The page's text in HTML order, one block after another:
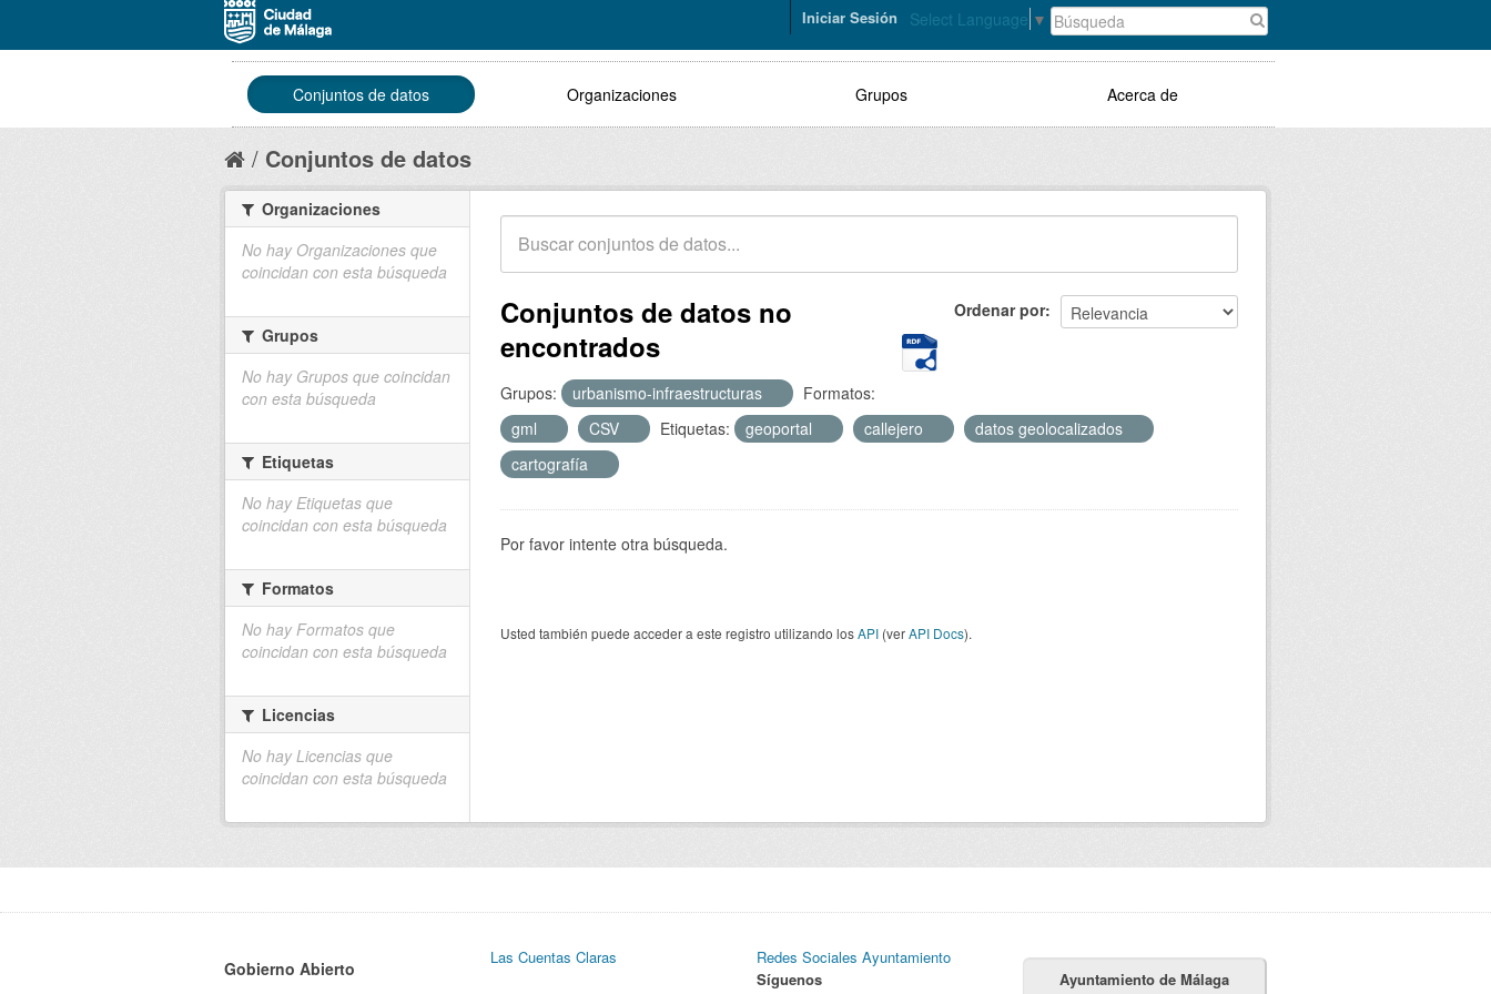
Select Language ▼
Iniciar Sesión
Conjuntos de datos Organizaciones Grupos Acerca de
Conjuntos de datos
Ordenar por
Conjuntos de datos no
encontrados
Grupos: urbanismo-infraestructuras
Formatos:
gml
CSV Etiquetas: geoportal callejero
datos geolocalizados
cartografía
Por favor intente otra búsqueda.
Usted también puede acceder a este registro utilizando losAPI (verAPI Docs).
Organizaciones
No hay Organizaciones que
coincidan con esta búsqueda
Grupos
No hay Grupos que coincidan
con esta búsqueda
Etiquetas
No hay Etiquetas que
coincidan con esta búsqueda
Formatos
No hay Formatos que
coincidan con esta búsqueda
Licencias
No hay Licencias que
coincidan con esta búsqueda
Gobierno Abierto
Las Cuentas Claras
Redes Sociales Ayuntamiento
Síguenos
Ayuntamiento de Málaga